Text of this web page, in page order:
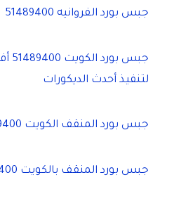
جبس بورد الفروانيه 51489400
لتنفيذ أحدث الديكورات
جبس بورد المنقف الكويت 51489400
جبس بورد المنقف بالكويت 51489400